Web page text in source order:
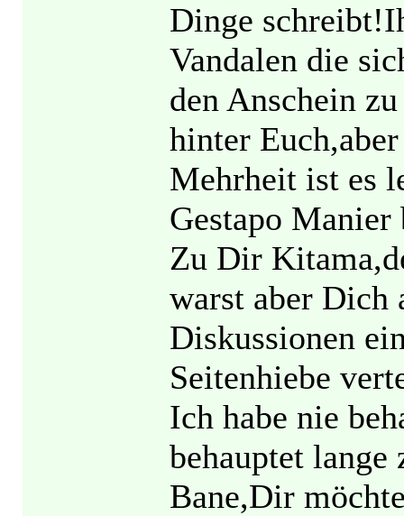
Dinge
Vandalen die
den Anschein
hinter
Mehrheit ist es
Gestapo Manier
Zu Dir
warst aber Dich
Diskussionen
Seitenhiebe
Ich habe nie
behauptet lange
Bane,Dir